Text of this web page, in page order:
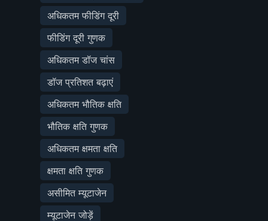
अधिकतम फीडिंग दूरी
फीडिंग दूरी गुणक
अधिकतम डॉज चांस
डॉज प्रतिशत बढ़ाएं
अधिकतम भौतिक क्षति
भौतिक क्षति गुणक
अधिकतम क्षमता क्षति
क्षमता क्षति गुणक
असीमित म्यूटाजेन
म्यूटाजेन जोड़ें